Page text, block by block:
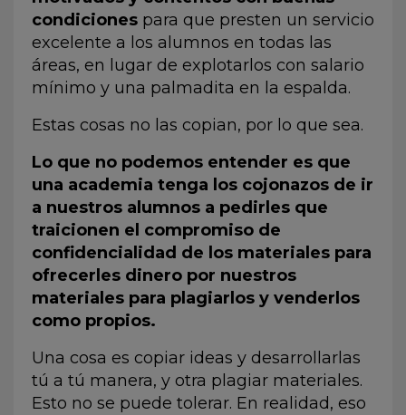
condiciones para que presten un servicio
excelente a los alumnos en todas las
áreas, en lugar de explotarlos con salario
mínimo y una palmadita en la espalda.
Estas cosas no las copian, por lo que sea.
Lo que no podemos entender es que
una academia tenga los cojonazos de ir
a nuestros alumnos a pedirles que
traicionen el compromiso de
confidencialidad de los materiales para
ofrecerles dinero por nuestros
materiales para plagiarlos y venderlos
como propios.
Una cosa es copiar ideas y desarrollarlas
tú a tú manera, y otra plagiar materiales.
Esto no se puede tolerar. En realidad, eso